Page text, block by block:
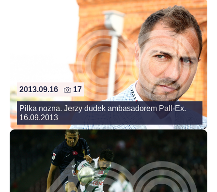
2013.09.16 17
Pilka nozna. Jerzy dudek ambasadorem Pall-Ex.
16.09.2013